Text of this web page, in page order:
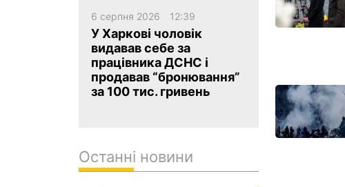
6 серпня 2026 12:39
У Харкові чоловік
видавав себе за
працівника ДСНС і
продавав “бронювання”
за 100 тис. гривень
Останні новини